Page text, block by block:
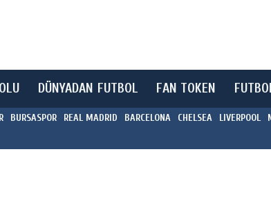
DÜNYADAN FUTBOL FAN TOKEN
BURSASPOR REAL MADRID BARCELONA CHELSEA LIVERPOOL